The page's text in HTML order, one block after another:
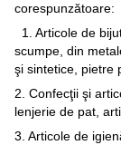
corespunzătoare:
1. Articole de
scumpe, din
şi sintetice, pietre
2. Confecţii şi
lenjerie de pat,
3. Articole de